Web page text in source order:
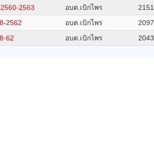
2563 อบต.เบิกไพร
2151
2562 อบต.เบิกไพร
2097
62 อบต.เบิกไพร 2043